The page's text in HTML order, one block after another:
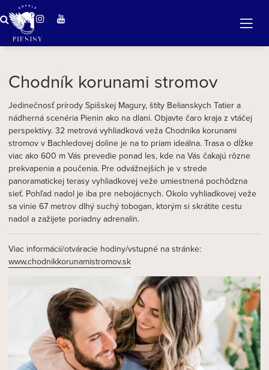
Zázračná voda v Pieninách
Chodník korunami stromov
Jedinečnosť prírody Spišskej Magury, štíty Belianskych Tatier a
nádherná scenéria Pienin ako na dlani. Objavte čaro kraja z vtáčej
perspektívy. 32 metrová vyhliadková veža Chodníka korunami
stromov v Bachledovej doline je na to priam ideálna. Trasa o dĺžke
viac ako 600 m Vás prevedie ponad les, kde na Vás čakajú rôzne
prekvapenia a poučenia. Pre odvážnejších je v strede
panoramatickej terasy vyhliadkovej veže umiestnená pochôdzna
sieť. Pohľad nadol je iba pre nebojácnych. Okolo vyhliadkovej veže
sa vinie 67 metrov dlhý suchý tobogan, ktorým si skrátite cestu
nadol a zažijete poriadny adrenalín.
Viac informácií/otváracie hodiny/vstupné na stránke:
www.chodnikkorunamistromov.sk